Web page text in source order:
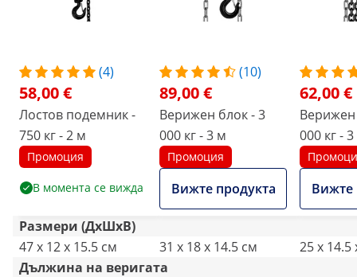
(4)
58,00 €
Лостов подемник -
750 кг - 2 м
Промоция
В момента се вижда
(10)
89,00 €
Верижен блок - 3
000 кг - 3 м
Промоция
Вижте продукта
62,00 €
Верижен
000 кг -
Вижте
Размери (ДxШxВ)
47 x 12 x 15.5 см
31 x 18 x 14.5 см
25 x 14.5
Дължина на веригата